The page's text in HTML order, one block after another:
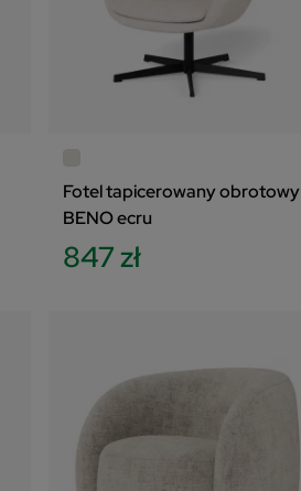
Fotel tapicerowany obrotowy
BENO ecru
847 zł